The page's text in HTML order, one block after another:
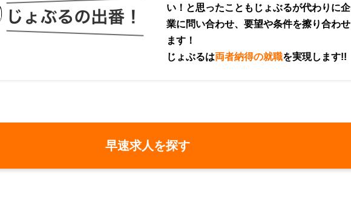
い！と思ったこともじょぶるが代わりに企
業に問い合わせ、要望や条件を擦り合わせ
ます！
じょぶるは両者納得の就職を実現します!!
早速求人を探す